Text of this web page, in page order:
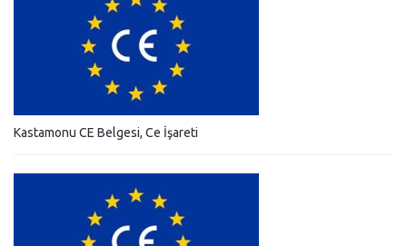
Kastamonu CE Belgesi, Ce İşareti